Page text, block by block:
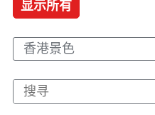
显示所有
香港景色